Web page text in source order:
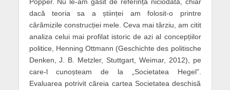
Popper. Nu le-am găsit de referință niciodată, chiar
dacă teoria sa a științei am folosit-o printre
cărămizile construcției mele. Ceva mai târziu, am citit
analiza celui mai profilat istoric de azi al concepțiilor
politice, Henning Ottmann (Geschichte des politische
Denken, J. B. Metzler, Stuttgart, Weimar, 2012), pe
care-l cunoșteam de la „Societatea Hegel”.
Evaluarea potrivit căreia cartea Societatea deschisă